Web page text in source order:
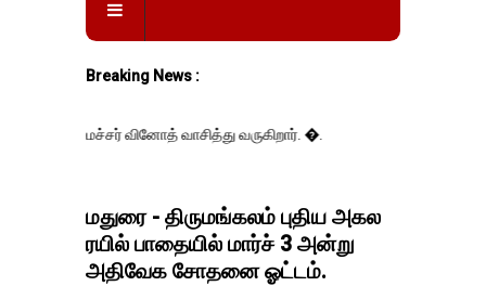
Breaking News :
வினோத் வாசித்து வருகிறார். �.
மதுரை - திருமங்கலம் புதிய அகல
ரயில் பாதையில் மார்ச் 3 அன்று
அதிவேக சோதனை ஓட்டம்.